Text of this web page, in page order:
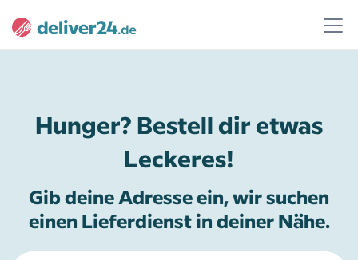
Hunger? Bestell dir etwas
Leckeres!
Gib deine Adresse ein, wir suchen
einen Lieferdienst in deiner Nähe.